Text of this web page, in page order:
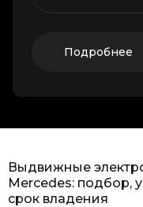
Подробнее
Выдвижные
Mercedes: подбор,
срок владения